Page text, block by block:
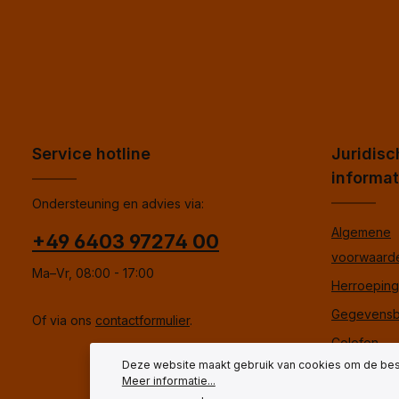
Service hotline
Ondersteuning en advies via:
+49 6403 97274 00
Ma–Vr, 08:00 - 17:00
Of via ons contactformulier.
Algemene
Colofon
Deze website maakt gebruik van cookies om de
Meer informatie...